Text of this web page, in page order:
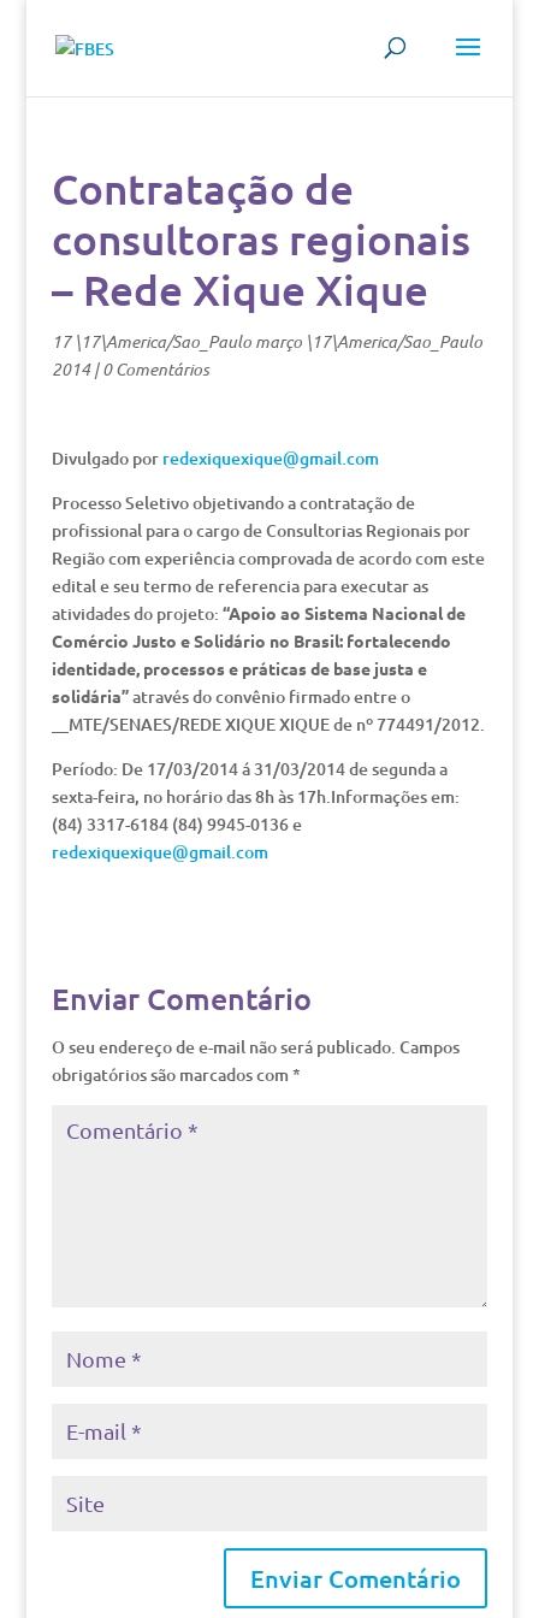
Contratação de
consultoras regionais
– Rede Xique Xique
17 \17\America/Sao_Paulo março \17\America/Sao_Paulo
2014|0 Comentários
Divulgado por redexiquexique@gmail.com
Processo Seletivo objetivando a contratação de
profissional para o cargo de Consultorias Regionais por
Região com experiência comprovada de acordo com este
edital e seu termo de referencia para executar as
atividades do projeto: “Apoio ao Sistema Nacional de
Comércio Justo e Solidário no Brasil: fortalecendo
identidade, processos e práticas de base justa e
solidária”através do convênio firmado entre o
__MTE/SENAES/REDE XIQUE XIQUE de nº 774491/2012.
Período: De 17/03/2014 á 31/03/2014 de segunda a
sexta-feira, no horário das 8h às 17h.Informações em:
(84) 3317-6184 (84) 9945-0136 e
redexiquexique@gmail.com
Enviar Comentário
O seu endereço de e-mail não será publicado. Campos
obrigatórios são marcados com *